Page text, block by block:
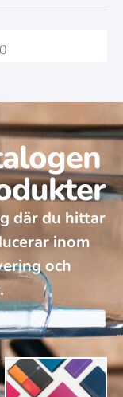
där du hittar
inom
och